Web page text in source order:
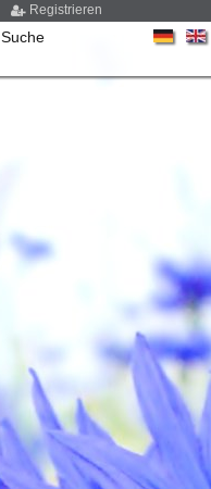
Registrieren
Suche